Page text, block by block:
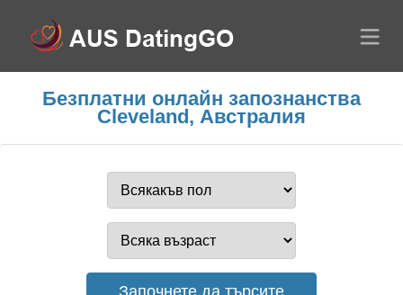
Безплатни онлайн запознанства
Cleveland, Австралия